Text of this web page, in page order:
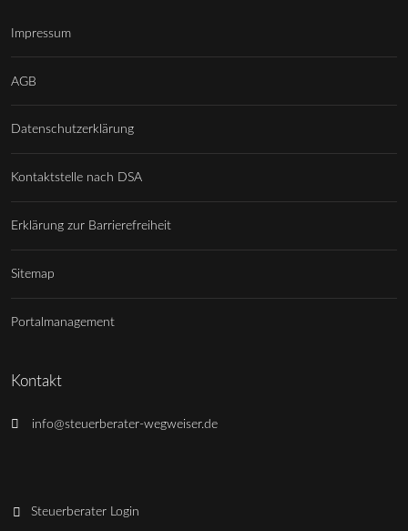
Impressum
AGB
Datenschutzerklärung
Kontaktstelle nach DSA
Erklärung zur Barrierefreiheit
Sitemap
Portalmanagement
Kontakt
info@steuerberater-wegweiser.de
Steuerberater Login